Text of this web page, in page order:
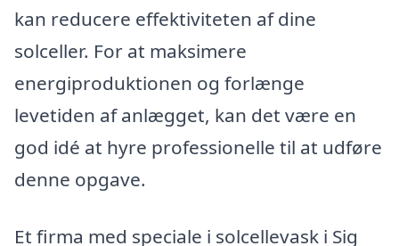
kan reducere effektiviteten af dine
solceller. For at maksimere
energiproduktionen og forlænge
levetiden af anlægget, kan det være en
god idé at hyre professionelle til at udføre
denne opgave.
Et firma med speciale i solcellevask i Sig